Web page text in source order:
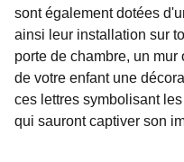
sont également dotées
ainsi leur installation sur
porte de chambre, un
de votre enfant une
ces lettres symbolisant
qui sauront captiver son